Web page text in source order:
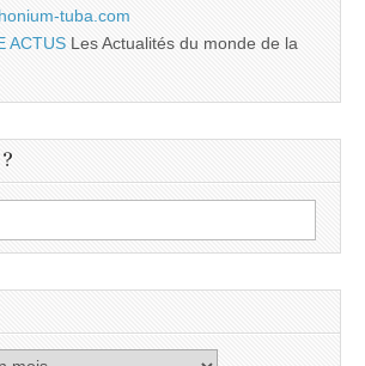
tuba.com
ACTUS Les Actualités du monde de la